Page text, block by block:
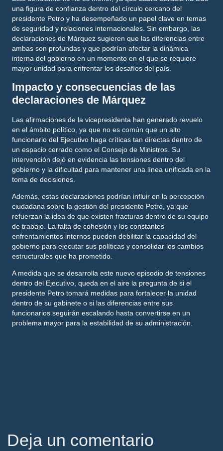
una figura de confianza dentro del círculo cercano del
presidente Petro y ha desempeñado un papel clave en temas
de seguridad y relaciones internacionales. Sin embargo, las
declaraciones de Márquez sugieren que las diferencias entre
ambas son profundas y que podrían afectar la dinámica
interna del gobierno en un momento en el que se requiere
mayor unidad para enfrentar los desafíos del país.
Impacto y consecuencias de las
declaraciones de Márquez
Las afirmaciones de la vicepresidenta han generado revuelo
en el ámbito político, ya que no es común que un alto
funcionario del Ejecutivo haga críticas tan directas dentro de
un espacio cerrado como el Consejo de Ministros. Su
intervención dejó en evidencia las tensiones dentro del
gobierno y la dificultad para mantener una línea unificada en la
toma de decisiones.
Además, estas declaraciones podrían influir en la percepción
ciudadana sobre la gestión del presidente Petro, ya que
refuerzan la idea de que existen fracturas dentro de su equipo
de trabajo. La falta de cohesión y los constantes
enfrentamientos internos pueden debilitar la capacidad del
gobierno para ejecutar sus políticas y consolidar los cambios
estructurales que ha prometido.
A medida que se desarrolla este nuevo episodio de tensiones
dentro del Ejecutivo, queda en el aire la pregunta de si el
presidente Petro tomará medidas para fortalecer la unidad
dentro de su gabinete o si las diferencias entre sus
funcionarios seguirán escalando hasta convertirse en un
problema mayor para la estabilidad de su administración.
Deja un comentario